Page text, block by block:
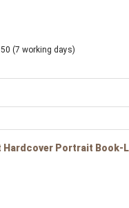
(7 working days)
Hardcover Portrait Book-L